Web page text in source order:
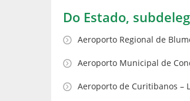
Do Estado,
Aeroporto Regional de
Aeroporto Municipal de
Aeroporto de Curitibanos –